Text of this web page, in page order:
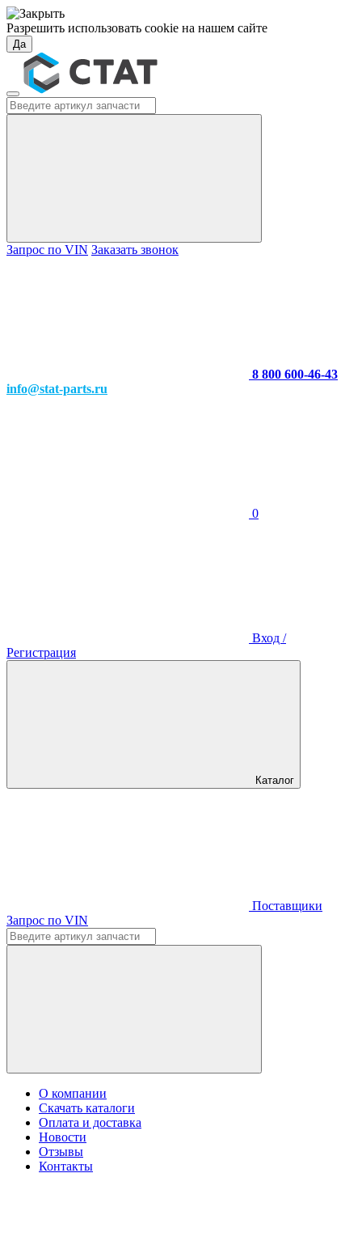
Разрешить использовать cookie на нашем сайте
Да
Запрос по VIN Заказать звонок
8 800 600-46-43
info@stat-parts.ru
0
Вход /
Регистрация
Каталог
Поставщики
Запрос по VIN
О компании
Скачать каталоги
Оплата и доставка
Новости
Отзывы
Контакты